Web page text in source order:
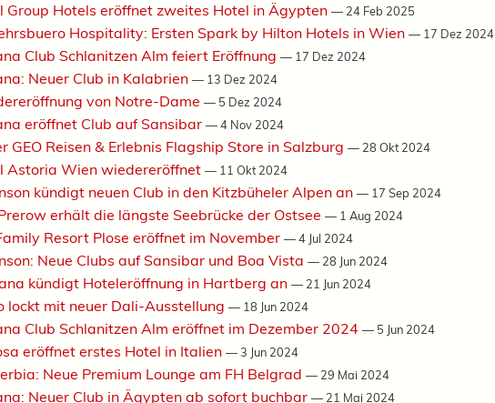
Group Hotels eröffnet zweites Hotel in Ägypten — 24 Feb 2025
Hospitality: Ersten Spark by Hilton Hotels in Wien — 17 Dez 2024
Club Schlanitzen Alm feiert Eröffnung — 17 Dez 2024
Neuer Club in Kalabrien — 13 Dez 2024
von Notre-Dame — 5 Dez 2024
eröffnet Club auf Sansibar —4 Nov 2024
GEO Reisen & Erlebnis Flagship Store in Salzburg — 28 Okt 2024
Astoria Wien wiedereröffnet — 11 Okt 2024
kündigt neuen Club in den Kitzbüheler Alpen an — 17 Sep 2024
erhält die längste Seebrücke der Ostsee — 1 Aug 2024
Resort Plose eröffnet im November —4 Jul 2024
Neue Clubs auf Sansibar und Boa Vista — 28 Jun 2024
kündigt Hoteleröffnung in Hartberg an — 21 Jun 2024
lockt mit neuer Dali-Ausstellung — 18 Jun 2024
Club Schlanitzen Alm eröffnet im Dezember 2024 — 5 Jun 2024
eröffnet erstes Hotel in Italien —3 Jun 2024
Neue Premium Lounge am FH Belgrad — 29 Mai 2024
Neuer Club in Ägypten ab sofort buchbar — 21 Mai 2024